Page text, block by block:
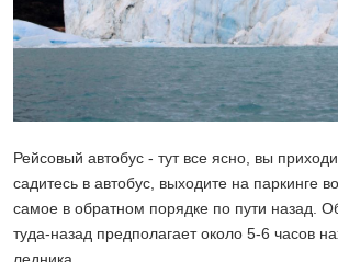
Рейсовый автобус - тут все ясно, вы
садитесь в автобус, выходите на паркинге
самое в обратном порядке по пути назад.
туда-назад предполагает около 5-6 часов